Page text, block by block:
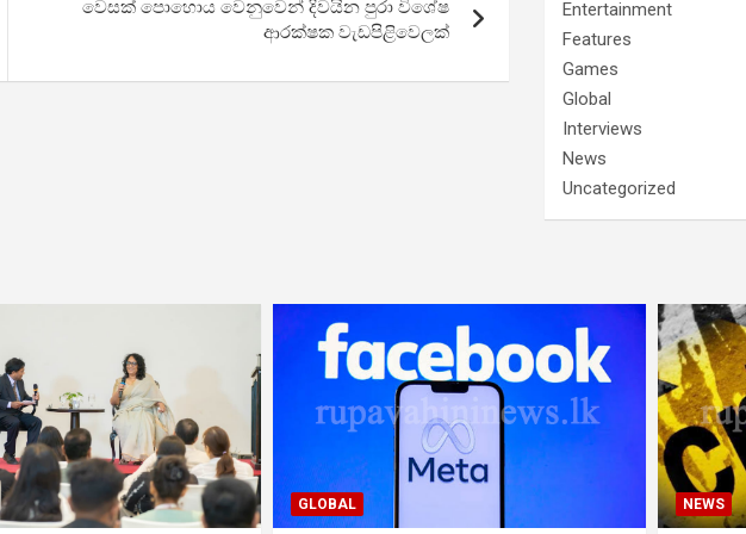
වෙසක් පොහොය වෙනුවෙන් දිවයින පුරා විශේෂ
ආරක්ෂක වැඩපිළිවෙලක්
Entertainment
Features
Games
Global
Interviews
News
Uncategorized
GLOBAL NEWS